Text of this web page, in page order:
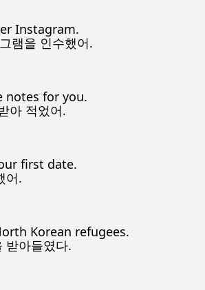
Instagram.
램을 인수했어.
notes for you.
아 적었어.
first date.
어.
Korean refugees.
받아들였다.